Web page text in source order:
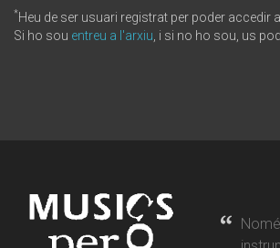
*Heu de ser usuari registrat per poder accedir
Si ho sou entreu a l'arxiu , i si no ho sou, us